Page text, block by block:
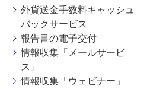
外貨送金手数料キャッシュ
バックサービス
報告書の電子交付
情報収集「メールサービ
ス」
情報収集「ウェビナー」